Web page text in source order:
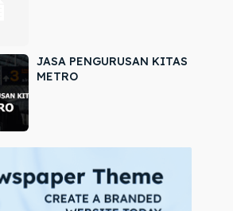
JASA PENGURUSAN KITAS
METRO